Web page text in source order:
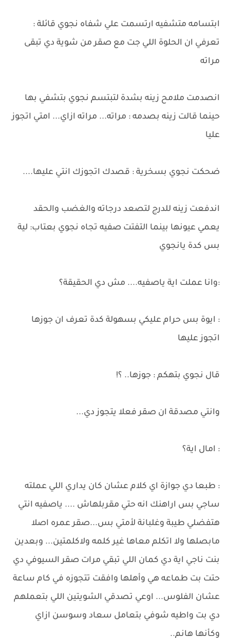
ابتسامه متشفيه ارتسمت علي شفاه نجوي قائلة :
تعرفي ان الحلوة اللي جت مع صقر من شوية دي تبقى
مراته
انصدمت ملامح زينه بشدة لتبتسم نجوي بتشفي بها
حينما قالت زينه بصدمه : مراته... مراته ازاي... امتي اتجوز
عليا
ضحكت نجوي بسخرية : قصدك اتجوزك انتي عليها....
اندفعت زينه للدرج لتصعد درجاته والغضب والحقد
يعمي عيونها بينما التفتت صفيه تجاه نجوي بعتاب: لية
بس كدة يانجوي
:وانا عملت اية ياصفيه.... مش دي الحقيقة؟
: ايوة بس حرام عليكي بسهولة كدة تعرف ان جوزها
اتجوز عليها
قال نجوي بتهكم : جوزها.. ؟!
وانتي مصدقة ان صقر فعلا يتجوز دي...
: امال اية؟
: طبعا دي جوازة اي كلام عشان كان يداري اللي عملته
ساجي بس اراهنك انه حتي مقربلهاش .... ياصفيه انتي
هتفضلي طيبة وغلبانة لأمتي بس...صقر عمره اصلا
مابصلها ولا اتكلم معاها غير كلمه ولاكلمتين... وبعدين
بنت ناجي اية دي كمان اللي تبقي مرات صقر السيوفي دي
حتت بت طماعه هي وأهلها وافقت تتجوزه في كام ساعة
عشان الفلوس... اوعي تصدقي الشويتين اللي بتعملهم
دي بت واطيه شوفي بتعامل سعاد وسوسن ازاي
وكأنها هانم..